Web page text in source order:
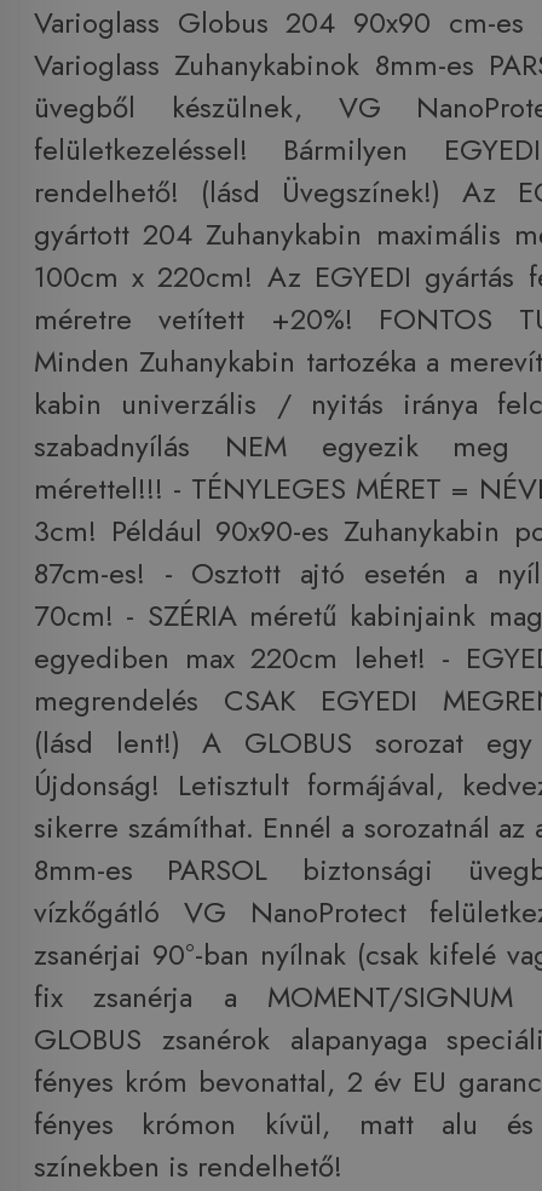
Varioglass Globus 204 90x90 cm-es
Varioglass Zuhanykabinok 8mm-es
üvegből készülnek, VG
felületkezeléssel! Bármilyen
rendelhető! (lásd Üvegszínek!) Az
gyártott 204 Zuhanykabin maximális
100cm x 220cm! Az EGYEDI gyártás
méretre vetített +20%! FONTOS
Minden Zuhanykabin tartozéka a
kabin univerzális / nyitás iránya
szabadnyílás NEM egyezik meg
mérettel!!! - TÉNYLEGES MÉRET =
3cm! Például 90x90-es Zuhanykabin
87cm-es! - Osztott ajtó esetén a
70cm! - SZÉRIA méretű kabinjaink
egyediben max 220cm lehet! -
megrendelés CSAK EGYEDI
(lásd lent!) A GLOBUS sorozat
Újdonság! Letisztult formájával,
sikerre számíthat. Ennél a sorozatnál az
8mm-es PARSOL biztonsági
vízkőgátló VG NanoProtect
zsanérjai 90°-ban nyílnak (csak kifelé
fix zsanérja a MOMENT/SIGNUM
GLOBUS zsanérok alapanyaga
fényes króm bevonattal, 2 év EU
fényes krómon kívül, matt alu és
színekben is rendelhető!